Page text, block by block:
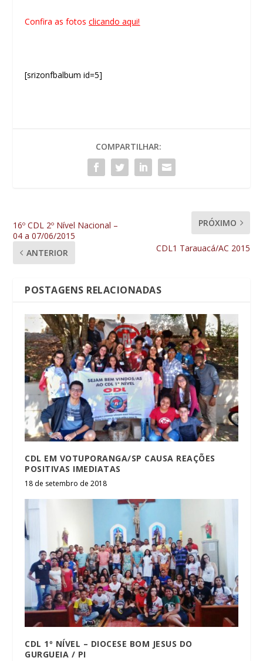
Confira as fotosclicando aqui!
[srizonfbalbum id=5]
COMPARTILHAR:
16º CDL 2º Nível Nacional –
04 a 07/06/2015
ANTERIOR
PRÓXIMO
CDL1 Tarauacá/AC 2015
POSTAGENS RELACIONADAS
CDL EM VOTUPORANGA/SP CAUSA REAÇÕES
POSITIVAS IMEDIATAS
18 de setembro de 2018
CDL 1º NÍVEL – DIOCESE BOM JESUS DO
GURGUEIA / PI